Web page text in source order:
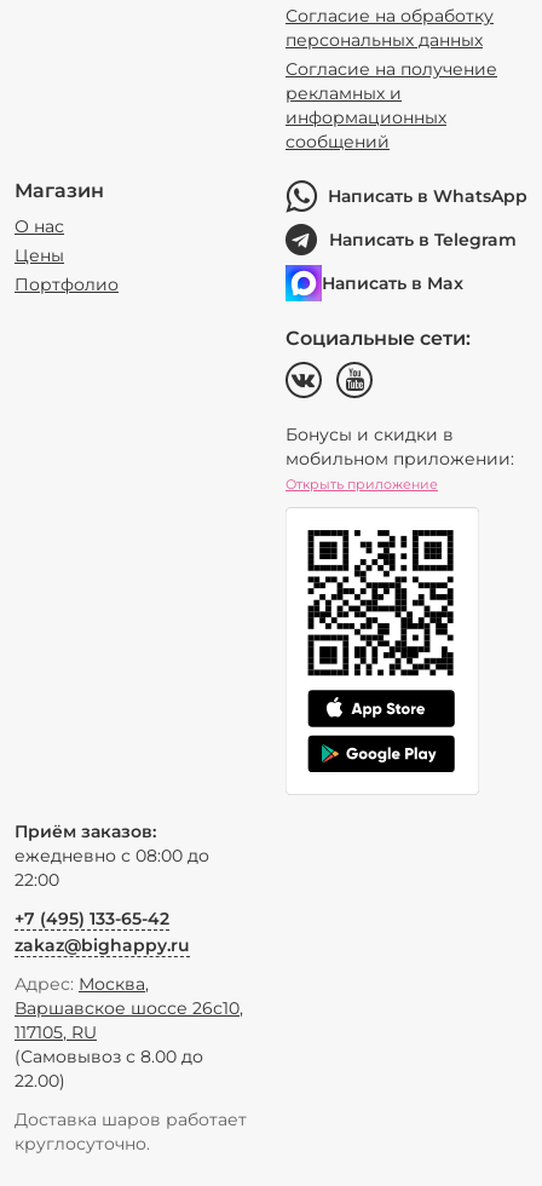
Согласие на обработку
персональных данных
Согласие на получение
рекламных и
информационных
сообщений
Магазин
О нас
Цены
Портфолио
Написать в WhatsApp
Написать в Telegram
Написать в Max
Социальные сети:
Бонусы и скидки в
мобильном приложении:
Открыть приложение
Приём заказов:
ежедневно с 08:00 до
22:00
+7 (495) 133-65-42
zakaz@bighappy.ru
Адрес: Москва,
Варшавское шоссе 26с10,
117105, RU
(Самовывоз с 8.00 до
22.00)
Доставка шаров работает
круглосуточно.